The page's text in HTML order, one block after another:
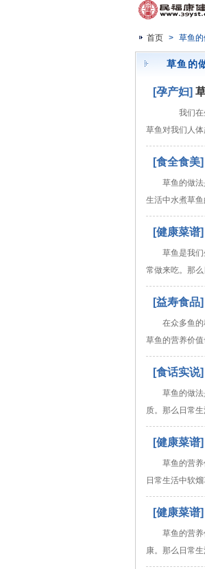
首页 > 草鱼
草鱼的
[孕产妇]
我们在生
草鱼对我们人
[食全食美]
草鱼的做
生活中水煮草
[健康菜谱]
草鱼是我
常做来吃。那
[益寿食品]
在众多鱼
草鱼的营养价
[食话实说]
草鱼的做
质。那么日常
[健康菜谱]
草鱼的营
日常生活中软
[健康菜谱]
草鱼的营
康。那么日常